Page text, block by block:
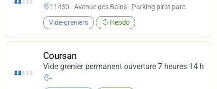
11430 - Avenue des Bains - Parking pirat parc
Vide-greniers Hebdo
Coursan
Vide grenier permanent ouverture 7 heures 14 h
-